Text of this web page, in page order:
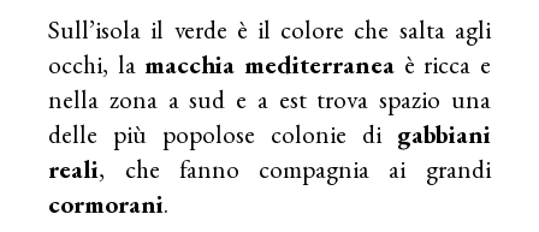
Sull’isola il verde è il colore che salta agli
occhi, lamacchia mediterranea è ricca e
nella zona a sud e a est trova spazio una
delle più popolose colonie di gabbiani
reali, che fanno compagnia ai grandi
cormorani.